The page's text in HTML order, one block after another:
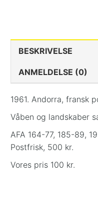
BESKRIVELSE
ANMELDELSE (0)
1961. Andorra, fransk
Våben og landskaber
AFA 164-77, 185-89,
Postfrisk, 500 kr.
Vores pris 100 kr.